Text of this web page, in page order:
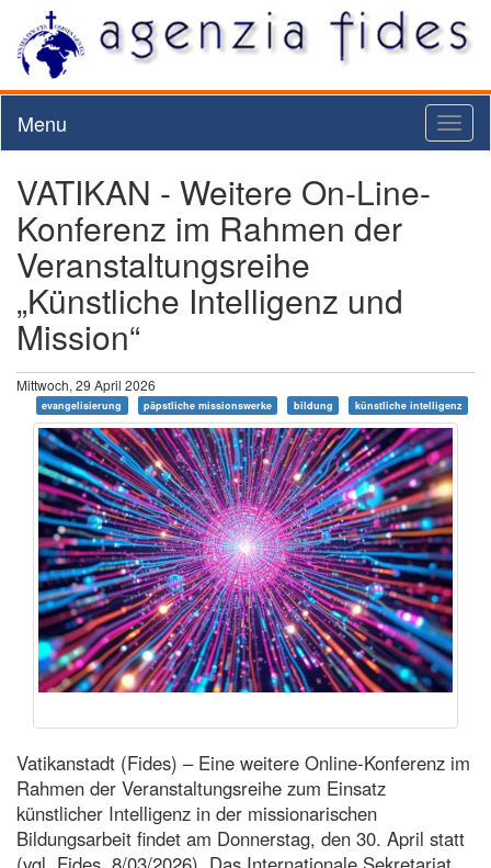
Menu
VATIKAN - Weitere On-Line-
Konferenz im Rahmen der
Veranstaltungsreihe
„Künstliche Intelligenz und
Mission“
Mittwoch, 29 April 2026
evangelisierung päpstliche missionswerke bildung künstliche intelligenz
Vatikanstadt (Fides) – Eine weitere Online-Konferenz im
Rahmen der Veranstaltungsreihe zum Einsatz
künstlicher Intelligenz in der missionarischen
Bildungsarbeit findet am Donnerstag, den 30. April statt